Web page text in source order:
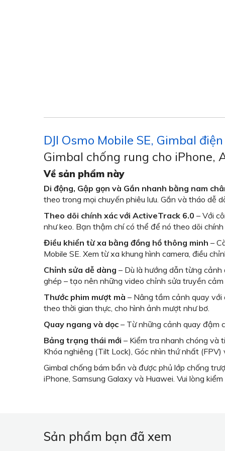
DJI Osmo Mobile SE, Gimbal
Gimbal chống rung cho iPhone,
Về sản phẩm này
Di động, Gập gọn và Gắn nhanh bằng nam
theo trong mọi chuyến phiêu lưu. Gắn và tháo dễ
Theo dõi chính xác với ActiveTrack 6.0 – Với
như keo. Bạn thậm chí có thể để nó theo dõi
Điều khiển từ xa bằng đồng hồ thông minh –
Mobile SE. Xem từ xa khung hình camera, điều
Chỉnh sửa dễ dàng – Dù là hướng dẫn từng
ghép – tạo nên những video chỉnh sửa truyền cảm
Thước phim mượt mà – Nâng tầm cảnh quay với
theo thời gian thực, cho hình ảnh mượt như bơ.
Quay ngang và dọc – Từ những cảnh quay đậm
Bảng trạng thái mới – Kiểm tra nhanh chóng và
Khóa nghiêng (Tilt Lock), Góc nhìn thứ nhất
Gimbal chống bám bẩn và được phủ lớp chống
iPhone, Samsung Galaxy và Huawei. Vui lòng
Sản phẩm bạn đã xem